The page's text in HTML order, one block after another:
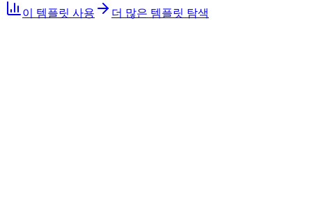
이 템플릿 사용 더 많은 템플릿 탐색